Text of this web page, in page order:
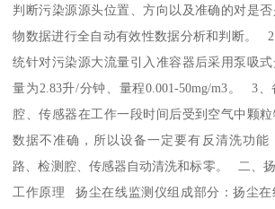
判断污染源源头位置、方向以及准确的对是
物数据进行全自动有效性数据分析和判断。
统针对污染源大流量引入准容器后采用泵吸
量为2.83升/分钟、量程0.001-50mg/m3。 3
腔、传感器在工作一段时间后受到空气中颗
数据不准确，所以设备一定要有反清洗功能
路、检测腔、传感器自动清洗和标零。 二、
工作原理 扬尘在线监测仪组成部分：扬尘在